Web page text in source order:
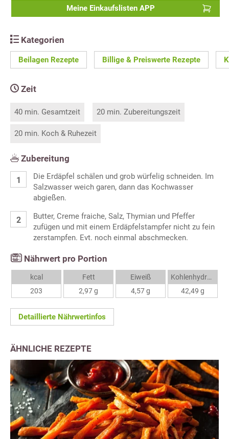
Meine Einkaufslisten APP
Kategorien
Beilagen Rezepte Billige & Preiswerte Rezepte
Zeit
40 min. Gesamtzeit 20 min. Zubereitungszeit
20 min. Koch & Ruhezeit
Zubereitung
Die Erdäpfel schälen und grob würfelig schneiden. Im
Salzwasser weich garen, dann das Kochwasser
abgießen.
Butter, Creme fraiche, Salz, Thymian und Pfeffer
zufügen und mit einem Erdäpfelstampfer nicht zu fein
zerstampfen. Evt. noch einmal abschmecken.
Nährwert pro Portion
kcal
203
Fett
2,97 g
Eiweiß
4,57 g
Kohlenhydrate
42,49 g
Detaillierte Nährwertinfos
ÄHNLICHE REZEPTE